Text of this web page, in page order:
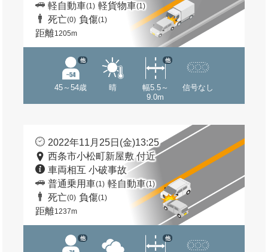
軽自動車(1) 軽貨物車(1)
死亡(0) 負傷(1)
距離1205m
45～54歳
他
晴
幅5.5～
9.0m
他
信号なし
2022年11月25日(金)13:25
西条市小松町新屋敷 付近
車両相互 小破事故
普通乗用車(1) 軽自動車(1)
死亡(0) 負傷(1)
距離1237m
他 他